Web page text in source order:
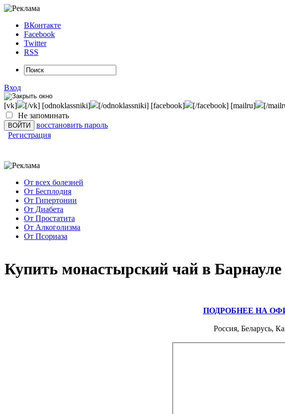
ВКонтакте
Facebook
Twitter
RSS
Вход
[vk] [/vk] [odnoklassniki] [/odnoklassniki] [facebook] [/facebook] [mailru] [/
Не запоминать
восстановить пароль
Регистрация
От всех болезней
От Бесплодия
От Гипертонии
От Диабета
От Простатита
От Алкоголизма
От Псориаза
Купить монастырский чай в Барнауле
ПОДРОБНЕЕ НА
Россия, Беларусь,